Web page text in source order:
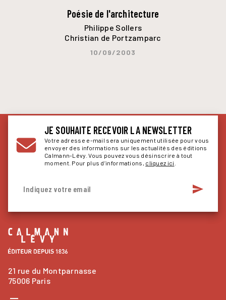
Poésie de l'architecture
Philippe Sollers
Christian de Portzamparc
10/09/2003
JE SOUHAITE RECEVOIR LA NEWSLETTER
Votre adresse e-mail sera uniquement utilisée pour vous
envoyer des informations sur les actualités des éditions
Calmann-Lévy. Vous pouvez vous désinscrire à tout
moment. Pour plus d’informations, cliquez ici
Indiquez votre email send
21 rue du Montparnasse
75006 Paris